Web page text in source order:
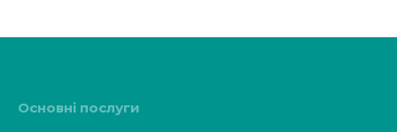
Основні послуги